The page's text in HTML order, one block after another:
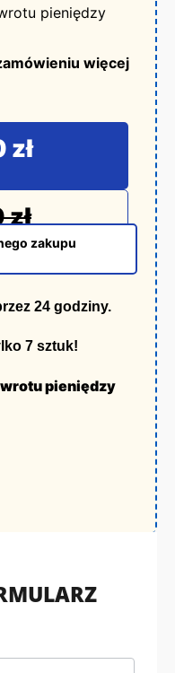
pieniędzy
więcej
zakupu
24 godziny.
7 sztuk!
pieniędzy